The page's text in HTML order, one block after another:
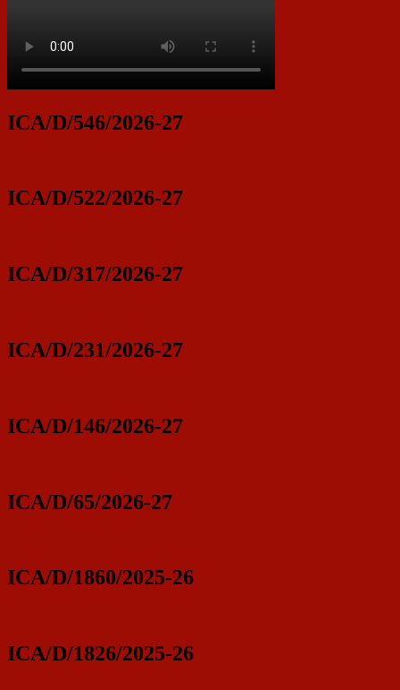
ICA/D/546/2026-27
ICA/D/522/2026-27
ICA/D/317/2026-27
ICA/D/231/2026-27
ICA/D/146/2026-27
ICA/D/65/2026-27
ICA/D/1860/2025-26
ICA/D/1826/2025-26